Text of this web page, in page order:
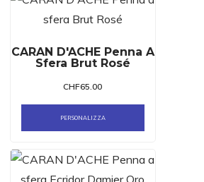
CARAN D'ACHE Penna A
Sfera Brut Rosé
CHF65.00
PERSONALIZZA